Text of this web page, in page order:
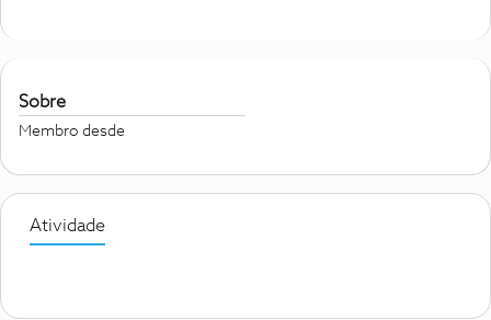
Sobre
Membro desde
Atividade